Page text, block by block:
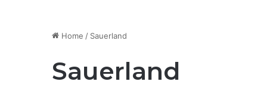
Home / Sauerland
Sauerland